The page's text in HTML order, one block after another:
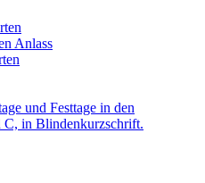
Anlass
und Festtage in den
C, in Blindenkurzschrift.